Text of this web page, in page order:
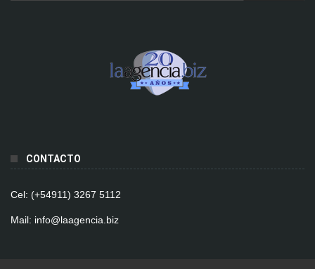
CONTACTO
Cel: (+54911) 3267 5112
Mail: info@laagencia.biz